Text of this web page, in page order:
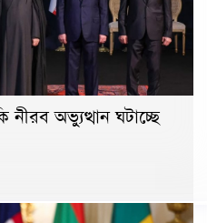
অভ্যুত্থান ঘটাচ্ছে